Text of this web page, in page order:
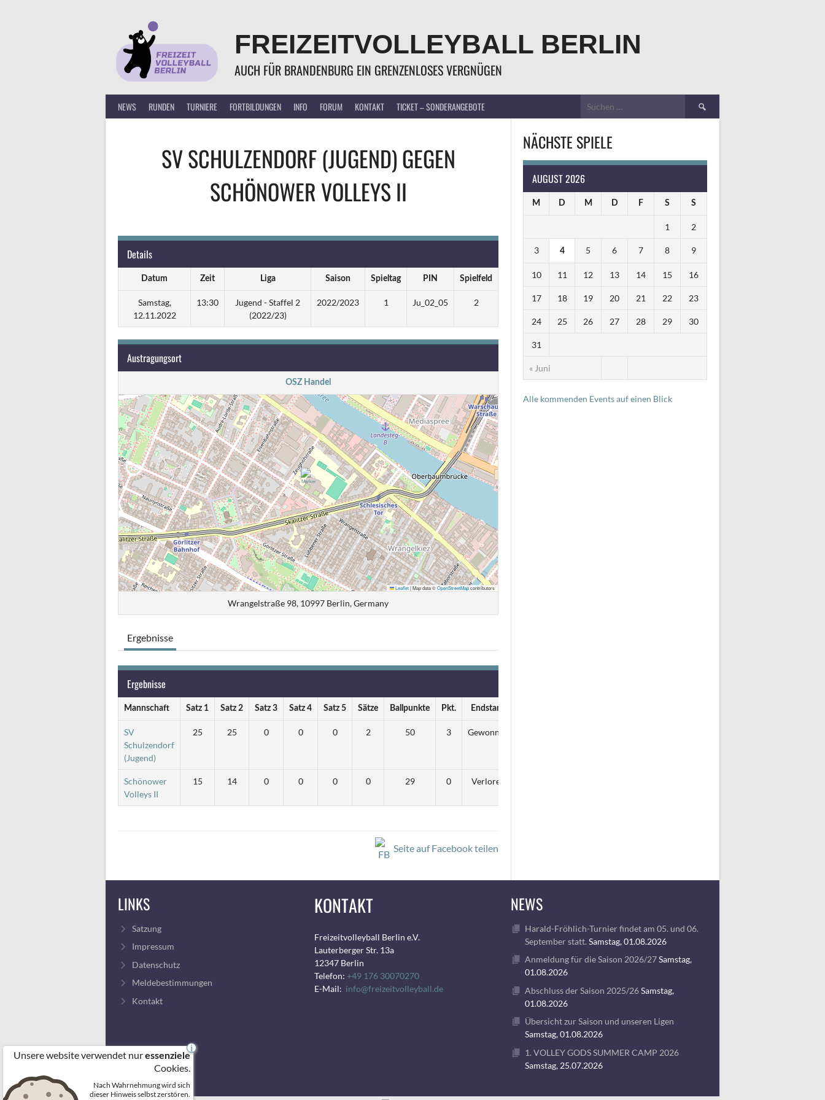
FREIZEITVOLLEYBALL BERLIN
AUCH FÜR BRANDENBURG EIN GRENZENLOSES VERGNÜGEN
NEWS RUNDEN TURNIERE FORTBILDUNGEN INFO FORUM KONTAKT TICKET – SONDERANGEBOTE
Suchen
nach:
SV SCHULZENDORF (JUGEND)GEGEN
SCHÖNOWER VOLLEYS II
Details
Datum Zeit Liga Saison Spieltag PIN Spielfeld
Samstag,
12.11.2022
13:30
Jugend - Staffel 2
(2022/23)
2022/2023 1 Ju_02_05 2
Austragungsort
OSZ Handel
Leaflet|Map data ©OpenStreetMapcontributors
Wrangelstraße 98, 10997 Berlin, Germany
Ergebnisse
Ergebnisse
Mannschaft Satz 1 Satz 2 Satz 3 Satz 4 Satz 5 Sätze Ballpunkte Pkt. Endstand
SV
Schulzendorf
(Jugend)
25 25 0 0 0 2 50 3 Gewonnen
Schönower
Volleys II
15 14 0 0 0 0 29 0 Verloren
Seite auf Facebook teilen
NÄCHSTE SPIELE
AUGUST 2026
M D M D F S S
« Juni
1 2
3 4 5 6 7 8 9
10 11 12 13 14 15 16
17 18 19 20 21 22 23
24 25 26 27 28 29 30
31
Alle kommenden Events auf einen Blick
LINKS
Satzung
Impressum
Datenschutz
Meldebestimmungen
Kontakt
KONTAKT
Freizeitvolleyball Berlin e.V.
Lauterberger Str. 13a
12347 Berlin
Telefon: +49 176 30070270
E-Mail: info@freizeitvolleyball.de
NEWS
Harald-Fröhlich-Turnier findet am 05. und 06.
September statt. Samstag, 01.08.2026
Anmeldung für die Saison 2026/27Samstag,
01.08.2026
Abschluss der Saison 2025/26Samstag,
01.08.2026
Übersicht zur Saison und unseren Ligen
Samstag, 01.08.2026
1. VOLLEY GODS SUMMER CAMP 2026
Samstag, 25.07.2026
Unsere website verwendet nuressenziele
Cookies.
Nach Wahrnehmung wird sich
dieser Hinweis selbst zerstören.
i